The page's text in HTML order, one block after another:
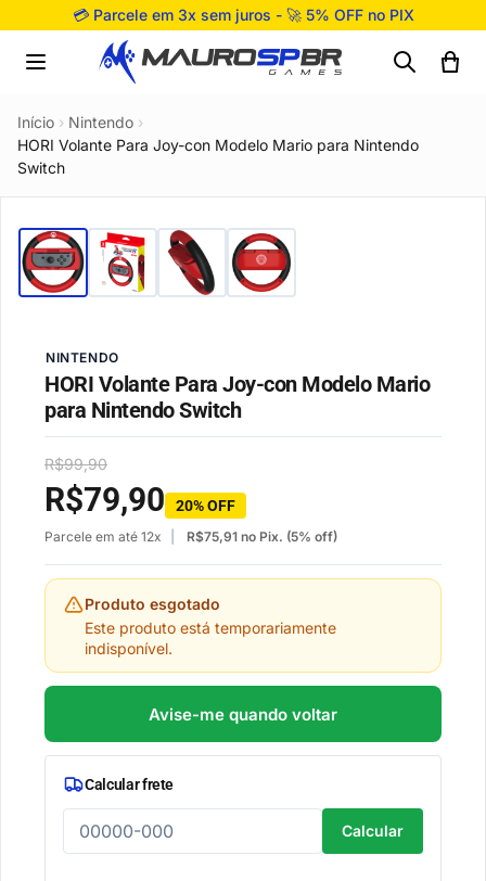
Pular para o conteúdo
💳 Parcele em 3x sem juros - 🚀 5% OFF no PIX
Início › Nintendo ›
HORI Volante Para Joy-con Modelo Mario para Nintendo
Switch
NINTENDO
HORI Volante Para Joy-con Modelo Mario
para Nintendo Switch
R$99,90
R$79,90 20% OFF
Parcele em até 12x R$75,91 no Pix. (5% off)
Produto esgotado
Este produto está temporariamente
indisponível.
Avise-me quando voltar
Calcular frete
Calcular